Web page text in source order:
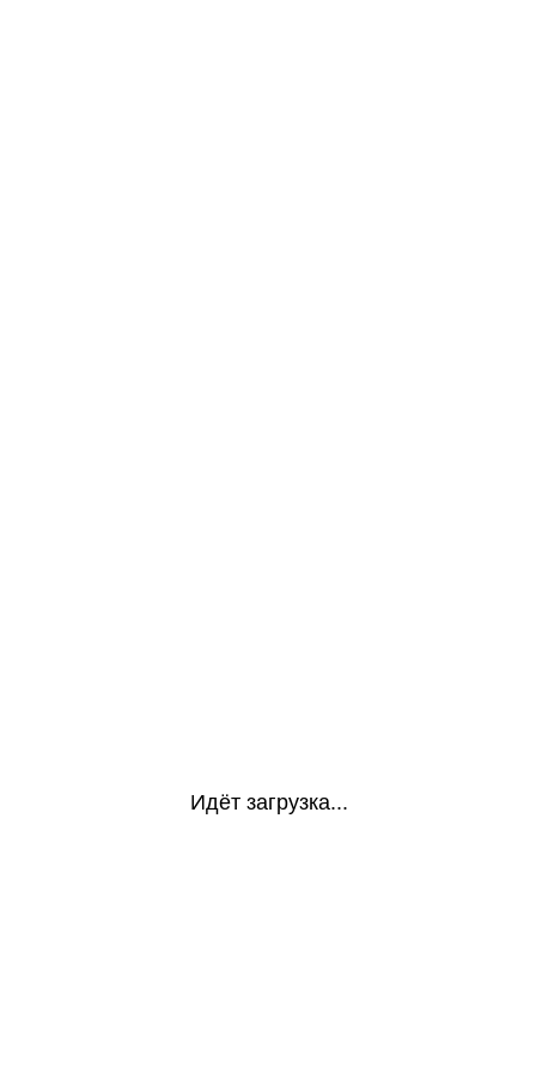
Идёт загрузка...